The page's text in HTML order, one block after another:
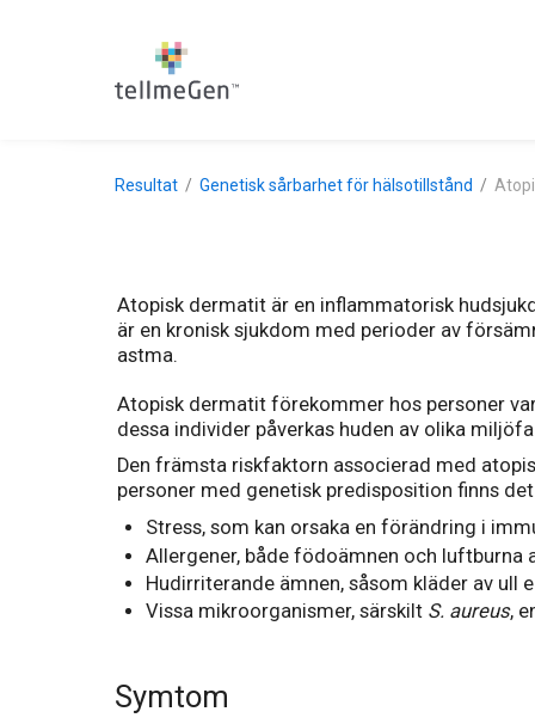
Resultat Genetisk sårbarhet för hälsotillstånd
Atopisk dermatit är en inflammatorisk
är en kronisk sjukdom med perioder av
astma.
Atopisk dermatit förekommer hos personer
dessa individer påverkas huden av olika
Den främsta riskfaktorn associerad med
personer med genetisk predisposition finns
Stress, som kan orsaka en förändring i
Allergener, både födoämnen och luftburna
Hudirriterande ämnen, såsom kläder av ull
Vissa mikroorganismer, särskilt S. aureus,
Symtom